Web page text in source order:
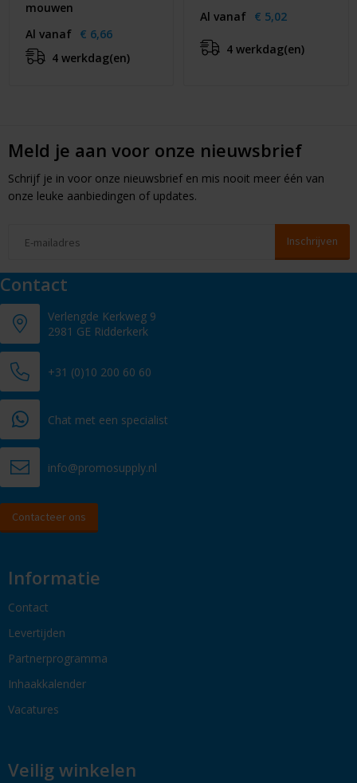
mouwen
Al vanaf € 6,66
4 werkdag(en)
Al vanaf € 5,02
4 werkdag(en)
Meld je aan voor onze nieuwsbrief
Schrijf je in voor onze nieuwsbrief en mis nooit meer één van
onze leuke aanbiedingen of updates.
Contact
Verlengde Kerkweg 9
2981 GE Ridderkerk
+31 (0)10 200 60 60
Chat met een specialist
info@promosupply.nl
Contacteer ons
Informatie
Contact
Levertijden
Partnerprogramma
Inhaakkalender
Vacatures
Veilig winkelen